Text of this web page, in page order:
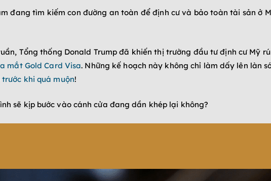
đang tìm kiếm con đường an toàn để định cư và bảo toàn tài sản ở
Tổng thống Donald Trump đã khiến thị trường đầu tư định cư Mỹ
mắt Gold Card Visa. Những kế hoạch này không chỉ làm dấy lên làn
trước khi quá muộn!
sẽ kịp bước vào cánh cửa đang dần khép lại không?